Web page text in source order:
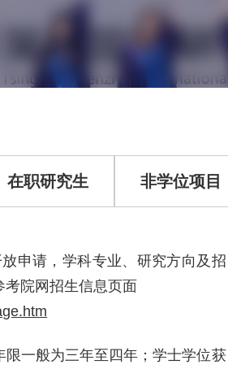
在职研究生 非学位项目
申请，学科专业、研究方向及招
考院网招生信息页面
一般为三年至四年；学士学位获